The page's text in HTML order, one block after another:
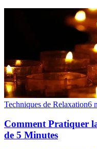
Techniques de Relaxation6
Comment Pratiquer
de 5 Minutes